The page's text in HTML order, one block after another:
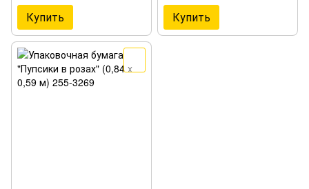
Купить Купить